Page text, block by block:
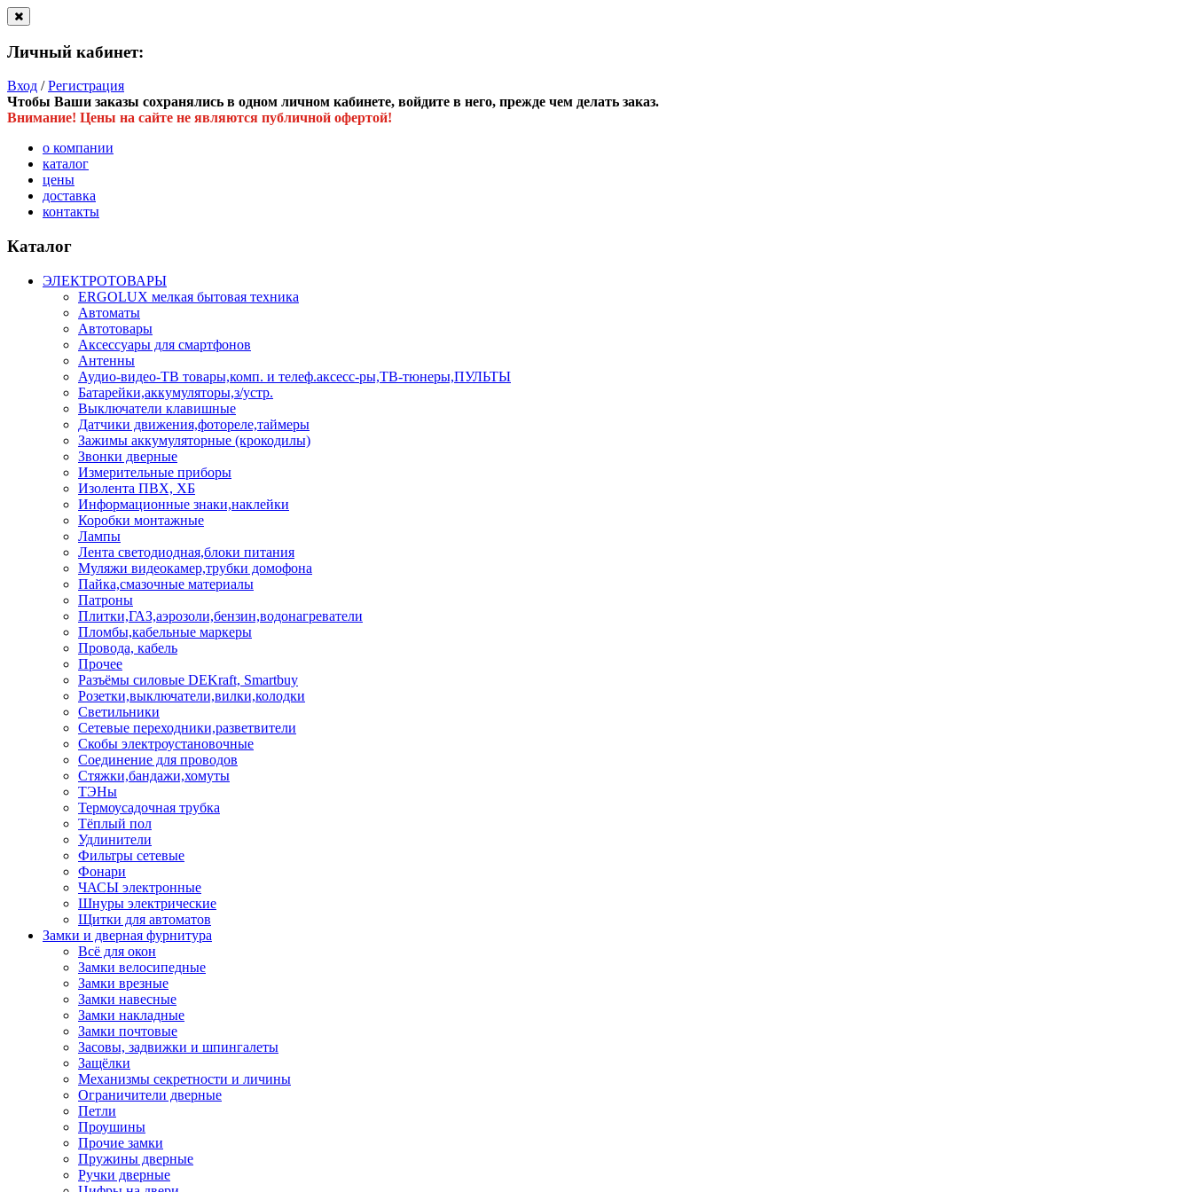
Личный кабинет:
Вход /Регистрация
Чтобы Ваши заказы сохранялись в одном личном кабинете, войдите в него, прежде чем делать заказ.
Внимание! Цены на сайте не являются публичной офертой!
о компании
каталог
цены
доставка
контакты
Каталог
ЭЛЕКТРОТОВАРЫ
ERGOLUX мелкая бытовая техника
Автоматы
Автотовары
Аксессуары для смартфонов
Антенны
Аудио-видео-ТВ товары,комп. и телеф.аксесс-ры,ТВ-тюнеры,ПУЛЬТЫ
Батарейки,аккумуляторы,з/устр.
Выключатели клавишные
Датчики движения,фотореле,таймеры
Зажимы аккумуляторные (крокодилы)
Звонки дверные
Измерительные приборы
Изолента ПВХ, ХБ
Информационные знаки,наклейки
Коробки монтажные
Лампы
Лента светодиодная,блоки питания
Муляжи видеокамер,трубки домофона
Пайка,смазочные материалы
Патроны
Плитки,ГАЗ,аэрозоли,бензин,водонагреватели
Пломбы,кабельные маркеры
Провода, кабель
Прочее
Разъёмы силовые DEKraft, Smartbuy
Розетки,выключатели,вилки,колодки
Светильники
Сетевые переходники,разветвители
Скобы электроустановочные
Соединение для проводов
Стяжки,бандажи,хомуты
ТЭНы
Термоусадочная трубка
Тёплый пол
Удлинители
Фильтры сетевые
Фонари
ЧАСЫ электронные
Шнуры электрические
Щитки для автоматов
Замки и дверная фурнитура
Всё для окон
Замки велосипедные
Замки врезные
Замки навесные
Замки накладные
Замки почтовые
Засовы, задвижки и шпингалеты
Защёлки
Механизмы секретности и личины
Ограничители дверные
Петли
Проушины
Прочие замки
Пружины дверные
Ручки дверные